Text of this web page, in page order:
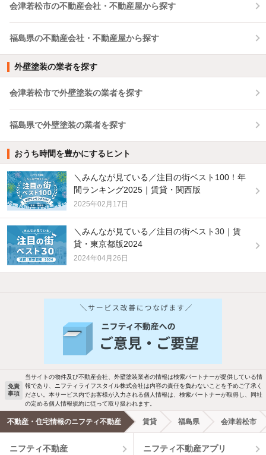
会津若松市の不動産会社・不動産屋から探す
福島県の不動産会社・不動産屋から探す
外壁塗装の業者を探す
会津若松市で外壁塗装の業者を探す
福島県で外壁塗装の業者を探す
おうち時間を豊かにするヒント
＼みんなが見ている／注目の街ベスト100！年
間ランキング2025｜賃貸・関西版
2025年02月17日
＼みんなが見ている／注目の街ベスト30｜賃
貸・東京都版2024
2024年04月26日
バス・トイレ別 2階以上
洗濯機置場あり 独立洗面台
エアコンあり 都市ガス
温水洗浄便座 オートロック
免責
事項
当サイトの物件及び不動産会社、外壁塗装業者の情報は検索パートナーが提供している情
報であり、ニフティライフスタイル株式会社は内容の責任を負わないことを予めご了承く
ださい。本サービス内でお客様が入力される個人情報は、検索パートナーが取得し、同社
の定める個人情報規約に従って取り扱われます。
不動産・住宅情報のニフティ不動産 賃貸 福島県 会津若松市
ニフティ不動産 ニフティ不動産アプリ